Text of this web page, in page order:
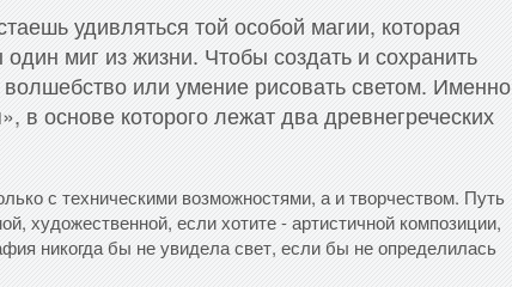
удивляться той особой магии, которая
миг из жизни. Чтобы создать и сохранить
или умение рисовать светом. Именно
в основе которого лежат два древнегреческих
с техническими возможностями, а и творчеством. Путь
художественной, если хотите - артистичной композиции,
никогда бы не увидела свет, если бы не определилась